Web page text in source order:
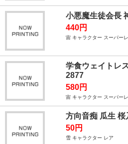
小悪魔生徒会長
440円
宙 キャラクター スーパー
学食ウェイトレ
2877
580円
宙 キャラクター スーパー
方向音痴 瓜生
50円
雪 キャラクター レア